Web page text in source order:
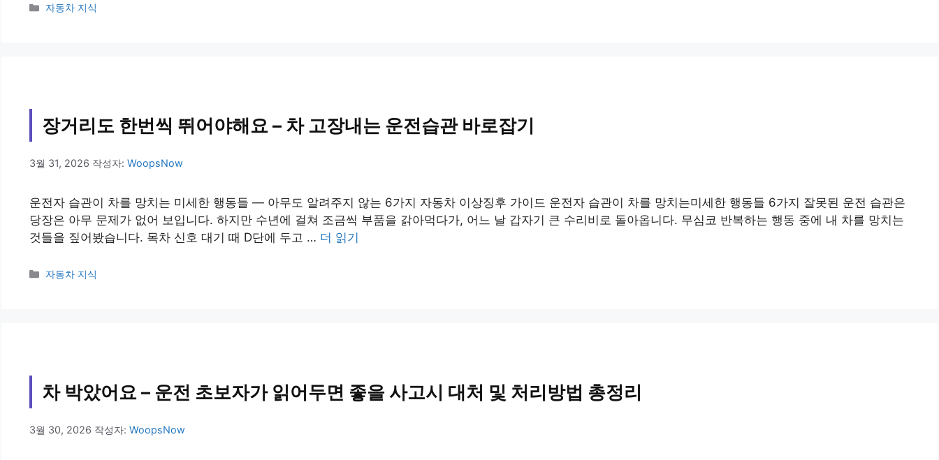
카
자동차 지식
장거리도 한번씩 뛰어야해요 – 차 고장내는 운전습관 바로잡기
3월 31, 2026 작성자: WoopsNow
운전자 습관이 차를 망치는 미세한 행동들 — 아무도 알려주지 않는 6가지 자동차 이상징후 가이드 운전자 습관이 차를 망치는미세한 행동들 6가지 잘못된 운전 습관은
당장은 아무 문제가 없어 보입니다. 하지만 수년에 걸쳐 조금씩 부품을 갉아먹다가, 어느 날 갑자기 큰 수리비로 돌아옵니다. 무심코 반복하는 행동 중에 내 차를 망치는
것들을 짚어봤습니다. 목차 신호 대기 때 D단에 두고 … 더 읽기
카
자동차 지식
차 박았어요 – 운전 초보자가 읽어두면 좋을 사고시 대처 및 처리방법 총정리
3월 30, 2026 작성자: WoopsNow